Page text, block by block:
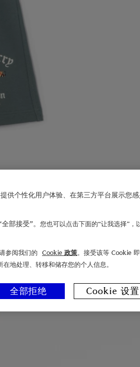
供个性化用户体验、在第三方平台展示您
部接受”。 您也可以点击下面的“让我选择”，
参阅我们的 Cookie 政策。接受该等 Cookie
地处理、转移和储存您的个人信息。
全部拒绝 Cookie 设置